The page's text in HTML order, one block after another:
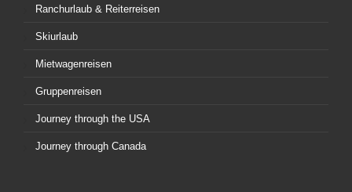
Ranchurlaub & Reiterreisen
Skiurlaub
Mietwagenreisen
Gruppenreisen
Journey through the USA
Journey through Canada